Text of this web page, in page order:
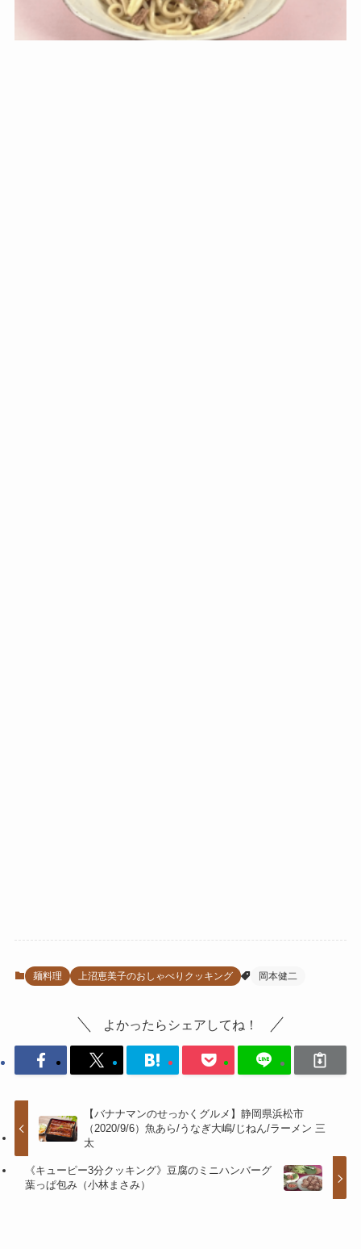
麺料理 上沼恵美子のおしゃべりクッキング 岡本健二
よかったらシェアしてね！
【バナナマンのせっかくグルメ】静岡県浜松市
（2020/9/6）魚あら/うなぎ大嶋/じねん/ラーメン 三
太
《キューピー3分クッキング》豆腐のミニハンバーグ
葉っぱ包み（小林まさみ）